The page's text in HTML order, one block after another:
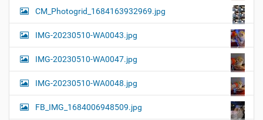
CM_Photogrid_1684163932969.jpg
IMG-20230510-WA0043.jpg
IMG-20230510-WA0047.jpg
IMG-20230510-WA0048.jpg
FB_IMG_1684006948509.jpg